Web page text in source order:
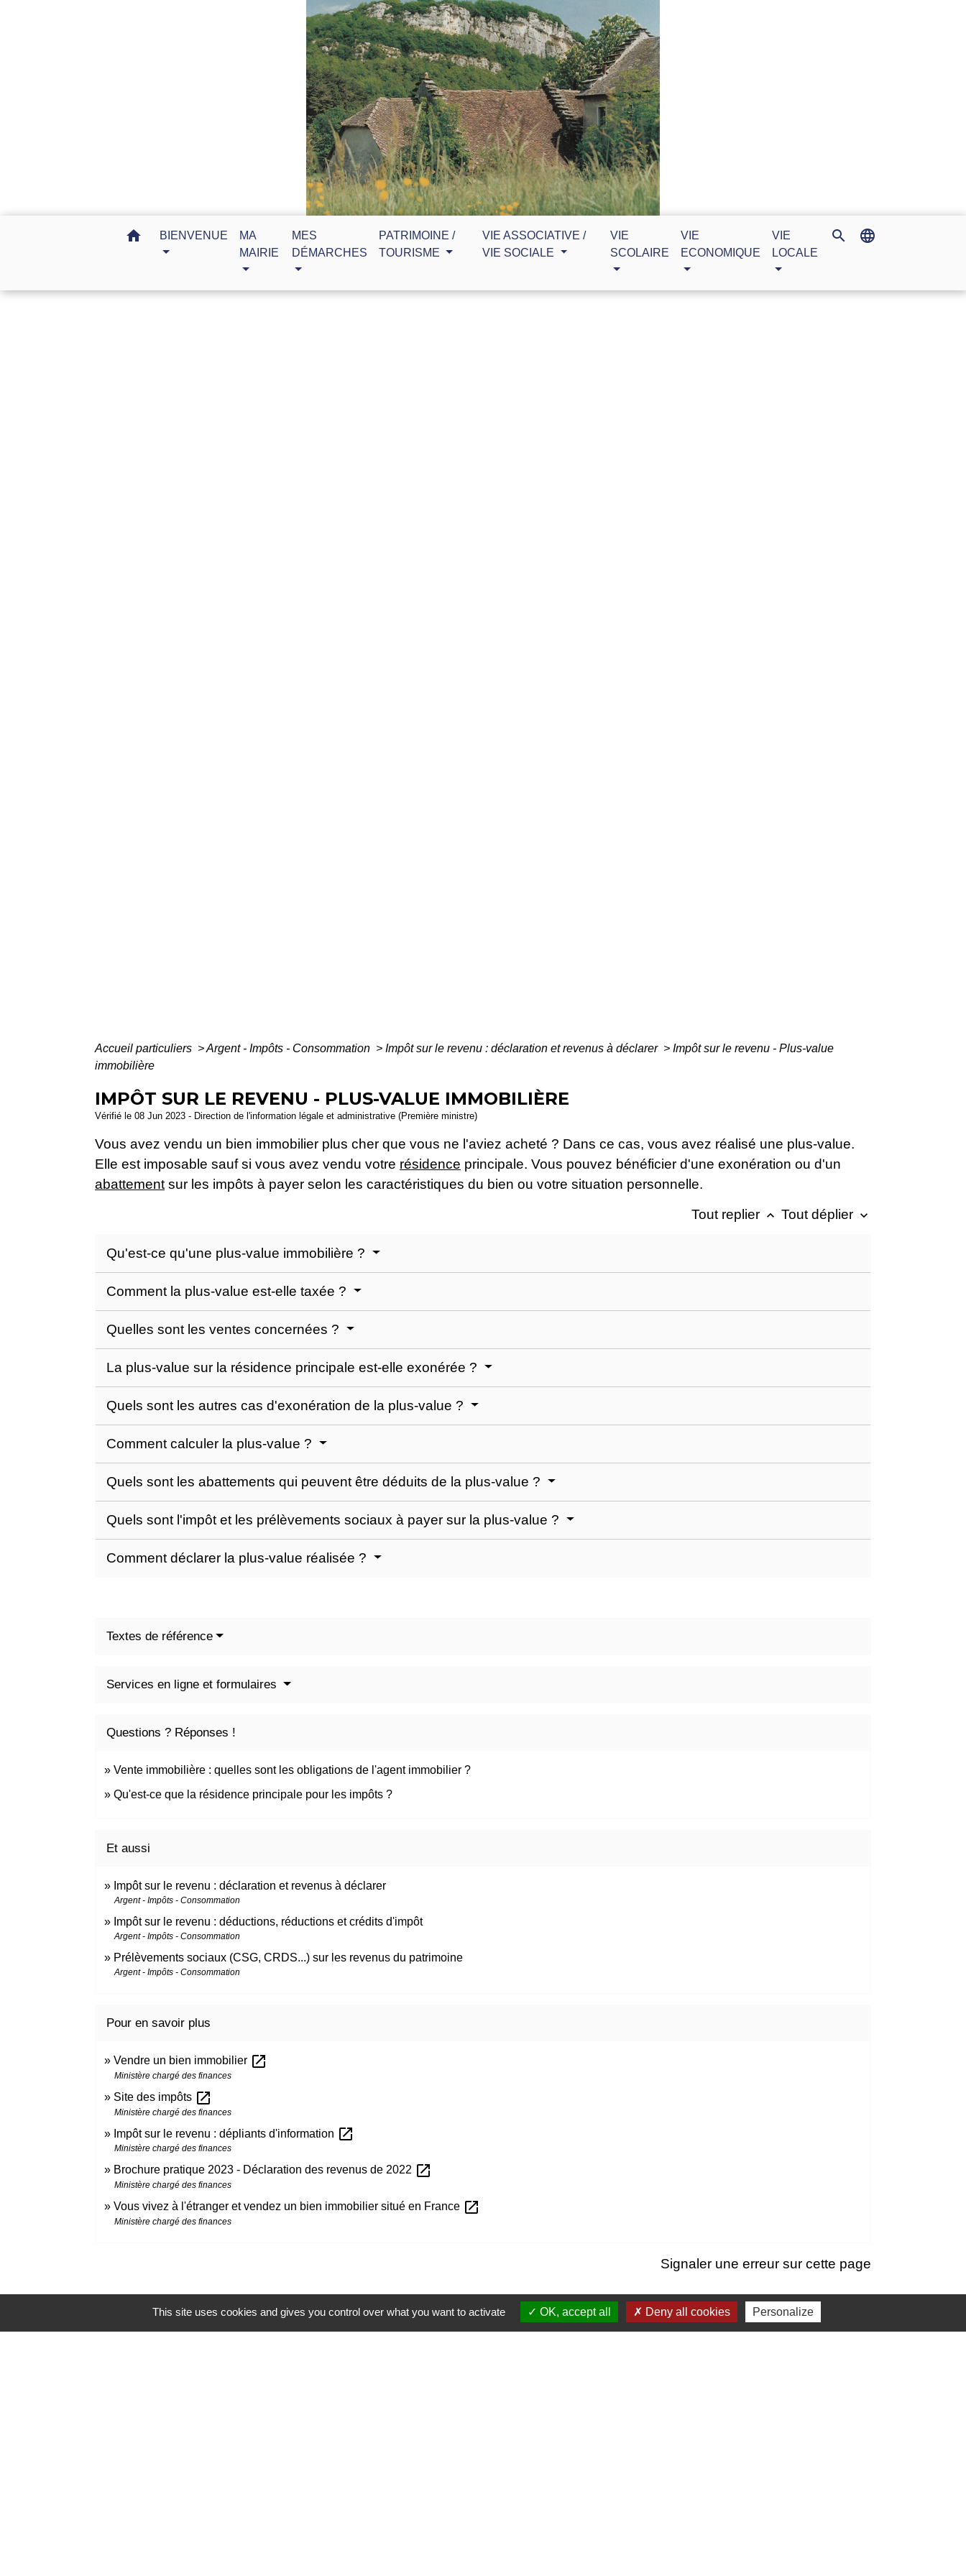
home BIENVENUE
MA
MAIRIE
MES
DÉMARCHES
PATRIMOINE /
TOURISME
VIE ASSOCIATIVE /
VIE SOCIALE
VIE
SCOLAIRE
VIE
ECONOMIQUE
VIE
LOCALE
search language
Accueil particuliers >Argent - Impôts - Consommation > Impôt sur le revenu : déclaration et revenus à déclarer > Impôt sur le revenu - Plus-value
immobilière
IMPÔT SUR LE REVENU - PLUS-VALUE IMMOBILIÈRE
Vérifié le 08 Jun 2023 - Direction de l'information légale et administrative (Première ministre)
Vous avez vendu un bien immobilier plus cher que vous ne l'aviez acheté ? Dans ce cas, vous avez réalisé une plus-value.
Elle est imposable sauf si vous avez vendu votre résidence principale. Vous pouvez bénéficier d'une exonération ou d'un
abattement sur les impôts à payer selon les caractéristiques du bien ou votre situation personnelle.
Tout replier keyboard_arrow_up Tout déplier keyboard_arrow_down
Qu'est-ce qu'une plus-value immobilière ?
Comment la plus-value est-elle taxée ?
Quelles sont les ventes concernées ?
La plus-value sur la résidence principale est-elle exonérée ?
Quels sont les autres cas d'exonération de la plus-value ?
Comment calculer la plus-value ?
Quels sont les abattements qui peuvent être déduits de la plus-value ?
Quels sont l'impôt et les prélèvements sociaux à payer sur la plus-value ?
Comment déclarer la plus-value réalisée ?
Textes de référence
Services en ligne et formulaires
Questions ? Réponses !
Vente immobilière : quelles sont les obligations de l'agent immobilier ?
Qu'est-ce que la résidence principale pour les impôts ?
Et aussi
Impôt sur le revenu : déclaration et revenus à déclarer
Argent - Impôts - Consommation
Impôt sur le revenu : déductions, réductions et crédits d'impôt
Argent - Impôts - Consommation
Prélèvements sociaux (CSG, CRDS...) sur les revenus du patrimoine
Argent - Impôts - Consommation
Pour en savoir plus
Vendre un bien immobilier open_in_new
Ministère chargé des finances
Site des impôts open_in_new
Ministère chargé des finances
Impôt sur le revenu : dépliants d'information open_in_new
Ministère chargé des finances
Brochure pratique 2023 - Déclaration des revenus de 2022 open_in_new
Ministère chargé des finances
Vous vivez à l'étranger et vendez un bien immobilier situé en France open_in_new
Ministère chargé des finances
Signaler une erreur sur cette page
This site uses cookies and gives you control over what you want to activate OK, accept all Deny all cookies Personalize